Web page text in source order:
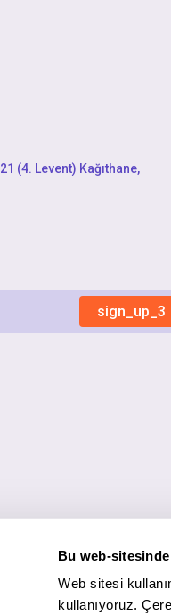
Bu web-sitesinde
Web sitesi
kullanıyoruz.
(4. Levent) Kağıthane,
sign_up_3